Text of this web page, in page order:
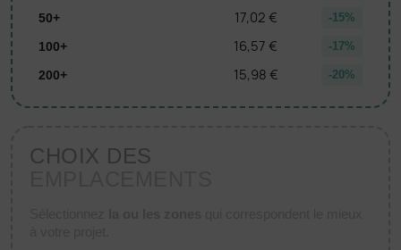
50+ 17,02 € -15%
100+ 16,57 € -17%
200+ 15,98 € -20%
CHOIX DES